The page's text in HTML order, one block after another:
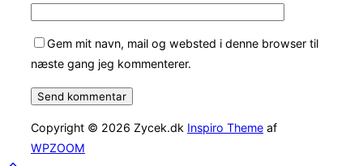
Gem mit navn, mail og websted i denne browser til
næste gang jeg kommenterer.
Copyright © 2026 Zycek.dk Inspiro Theme af
WPZOOM